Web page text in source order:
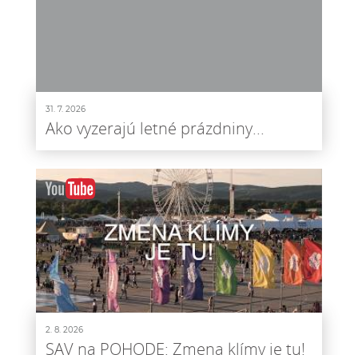
31. 7. 2026
Ako vyzerajú letné prázdniny...
2. 8. 2026
SAV na POHODE: Zmena klímy je tu!